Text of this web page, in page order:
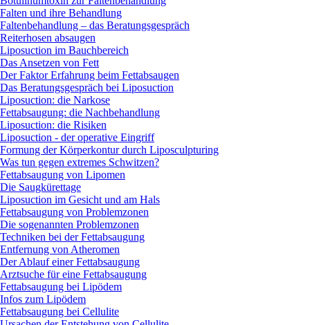
Falten und ihre Behandlung
Faltenbehandlung – das Beratungsgespräch
Reiterhosen absaugen
Liposuction im Bauchbereich
Das Ansetzen von Fett
Der Faktor Erfahrung beim Fettabsaugen
Das Beratungsgespräch bei Liposuction
Liposuction: die Narkose
Fettabsaugung: die Nachbehandlung
Liposuction: die Risiken
Liposuction - der operative Eingriff
Formung der Körperkontur durch Liposculpturing
Was tun gegen extremes Schwitzen?
Fettabsaugung von Lipomen
Die Saugkürettage
Liposuction im Gesicht und am Hals
Fettabsaugung von Problemzonen
Die sogenannten Problemzonen
Techniken bei der Fettabsaugung
Entfernung von Atheromen
Der Ablauf einer Fettabsaugung
Arztsuche für eine Fettabsaugung
Fettabsaugung bei Lipödem
Infos zum Lipödem
Fettabsaugung bei Cellulite